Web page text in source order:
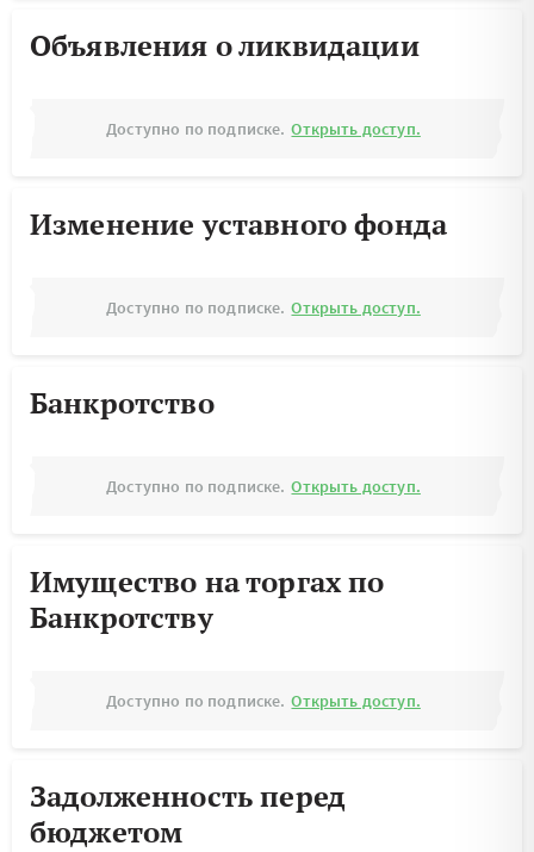
Объявления о ликвидации
Доступно по подписке. Открыть доступ.
Изменение уставного фонда
Доступно по подписке. Открыть доступ.
Банкротство
Доступно по подписке. Открыть доступ.
Имущество на торгах по
Банкротству
Доступно по подписке. Открыть доступ.
Задолженность перед
бюджетом